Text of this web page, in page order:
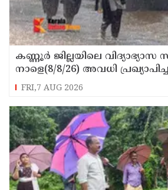
കണ്ണൂർ ജില്ലയിലെ
നാളെ(8/8/26) അവധി
FRI,7 AUG 2026